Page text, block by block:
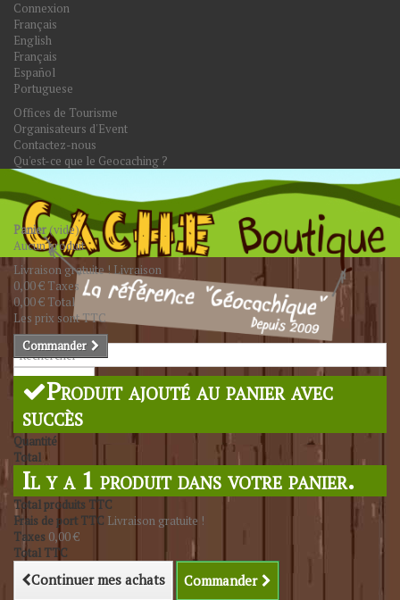
Connexion
Français
English
Français
Español
Portuguese
Offices de Tourisme
Organisateurs d'Event
Contactez-nous
Qu'est-ce que le Geocaching ?
Rechercher
Panier(vide)
Aucun produit
Livraison gratuite !Livraison
0,00 € Taxes
0,00 € Total
Les prix sont TTC
Commander
Produit ajouté au panier avec
succès
Quantité
Total
Il y a 1 produit dans votre panier.
Total produits TTC
Frais de port TTC Livraison gratuite !
Taxes 0,00 €
Total TTC
Continuer mes achats Commander